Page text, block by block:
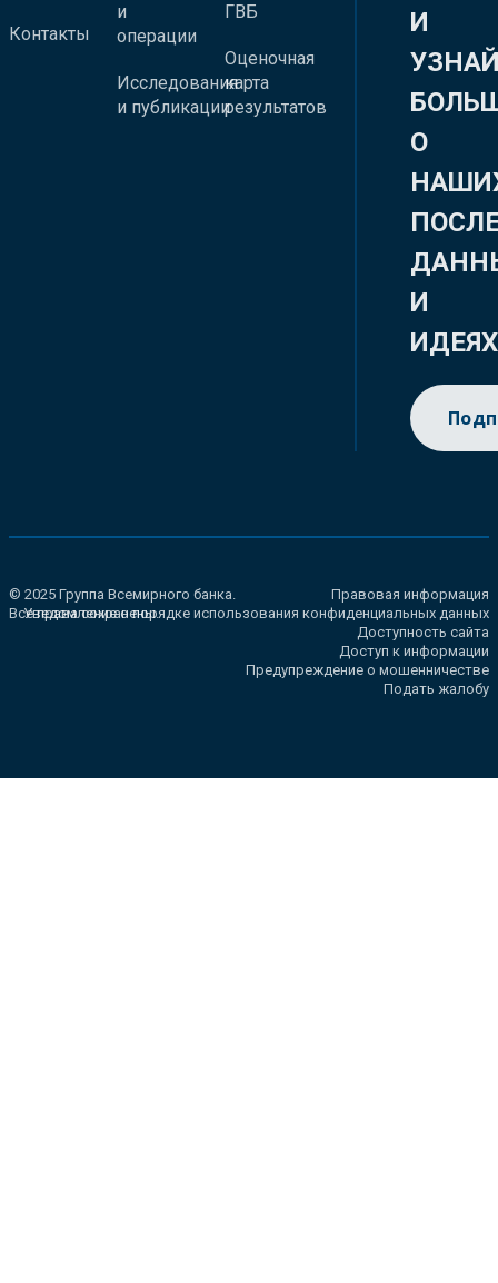
Контакты
и
операции
Исследования
и публикации
ГВБ
Оценочная
карта
результатов
И
О
И
ИДЕЯХ
© 2025 Группа Всемирного банка.
Все права сохранены.
Правовая информация
Уведомление о порядке использования конфиденциальных данных
Доступность сайта
Доступ к информации
Предупреждение о мошенничестве
Подать жалобу